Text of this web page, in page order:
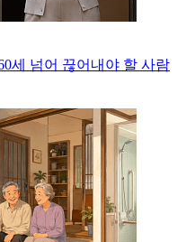
세 넘어 끊어내야 할 사람